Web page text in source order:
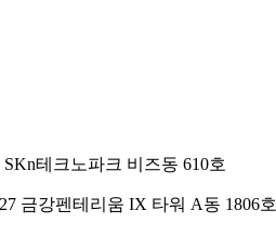
테크노파크 비즈동 610호
금강펜테리움 IX 타워 A동 1806호